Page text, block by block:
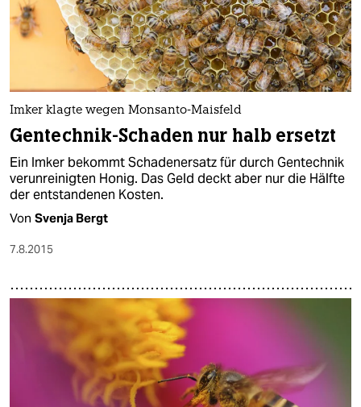
Imker klagte wegen Monsanto-Maisfeld
Gentechnik-Schaden nur halb ersetzt
Ein Imker bekommt Schadenersatz für durch Gentechnik
verunreinigten Honig. Das Geld deckt aber nur die Hälfte
der entstandenen Kosten.
Von Svenja Bergt
7.8.2015